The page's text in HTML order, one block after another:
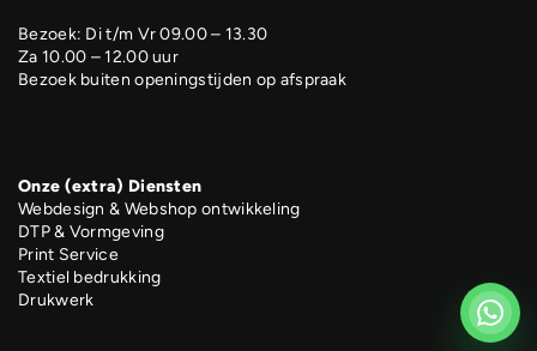
Bezoek: Di t/m Vr 09.00 – 13.30
Za 10.00 – 12.00 uur
Bezoek buiten openingstijden op afspraak
Onze (extra) Diensten
Webdesign & Webshop ontwikkeling
DTP & Vormgeving
Print Service
Textiel bedrukking
Drukwerk